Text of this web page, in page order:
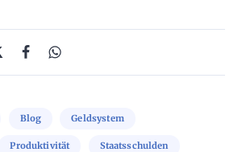
Blog Geldsystem
Produktivität Staatsschulden